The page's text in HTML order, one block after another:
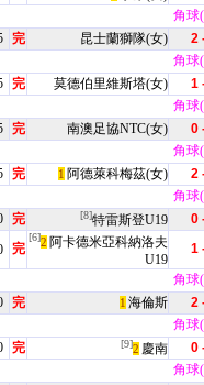
角球
完 昆士蘭獅隊(女)
2
角球
完 莫德伯里維斯塔(女)
1
角球
完 南澳足協NTC(女)
0
角球
完 1 阿德萊科梅茲(女)
2
角球
完 [8]特雷斯登U19
0
完
[6]2 阿卡德米亞科納洛夫
U19
1
角球
完 1 海倫斯
2
角球
完 [9]2 慶南
0
角球